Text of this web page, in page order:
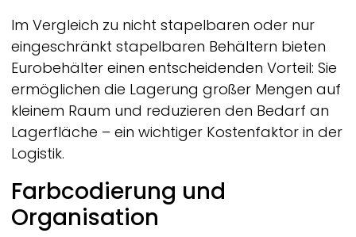
Im Vergleich zu nicht stapelbaren oder nur
eingeschränkt stapelbaren Behältern bieten
Eurobehälter einen entscheidenden Vorteil: Sie
ermöglichen die Lagerung großer Mengen auf
kleinem Raum und reduzieren den Bedarf an
Lagerfläche – ein wichtiger Kostenfaktor in der
Logistik.
Farbcodierung und
Organisation